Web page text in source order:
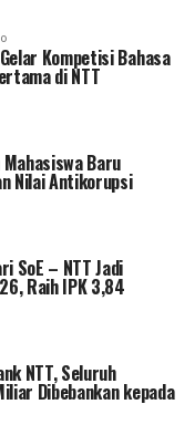
Kompetisi Bahasa
di NTT
Baru
Nilai Antikorupsi
SoE – NTT Jadi
Raih IPK 3,84
NTT, Seluruh
Dibebankan kepada